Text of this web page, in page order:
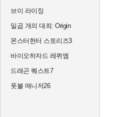
브이 라이징
일곱 개의 대죄: Origin
몬스터헌터 스토리즈3
바이오하자드 레퀴엠
드래곤 퀘스트7
풋볼 매니저26